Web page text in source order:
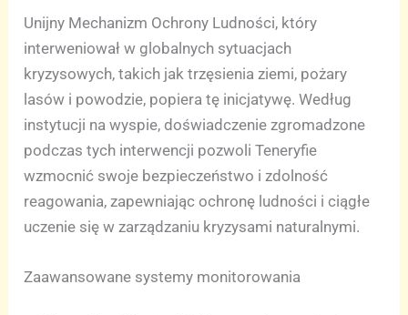
Unijny Mechanizm Ochrony Ludności, który
interweniował w globalnych sytuacjach
kryzysowych, takich jak trzęsienia ziemi, pożary
lasów i powodzie, popiera tę inicjatywę. Według
instytucji na wyspie, doświadczenie zgromadzone
podczas tych interwencji pozwoli Teneryfie
wzmocnić swoje bezpieczeństwo i zdolność
reagowania, zapewniając ochronę ludności i ciągłe
uczenie się w zarządzaniu kryzysami naturalnymi.
Zaawansowane systemy monitorowania